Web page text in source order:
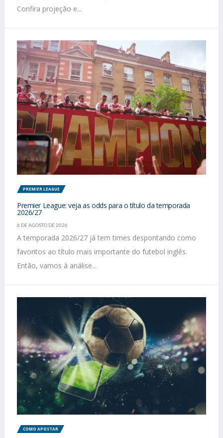
Confira projeção e...
PREMIER LEAGUE
Premier League: veja as odds para o título da temporada
2026/27
6 DE AGOSTO DE 2026
A temporada 2026/27 já tem times despontando como
favoritos ao título mais importante do futebol inglês.
Então, vamos à análise...
COMO APOSTAR